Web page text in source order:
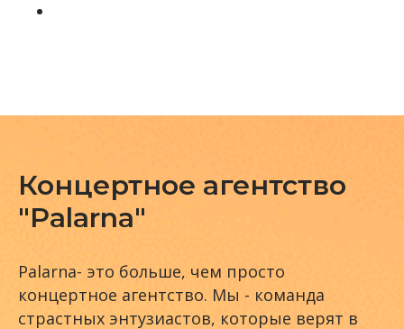
Концертное агентство
"Palarna"
Palarna- это больше, чем просто
концертное агентство. Мы - команда
страстных энтузиастов, которые верят в